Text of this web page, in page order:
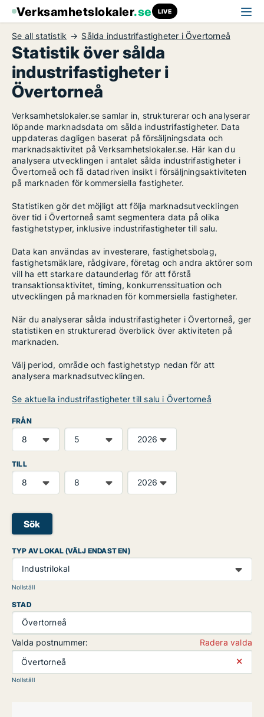
Verksamhetslokaler.se LIVE
Se all statistik Sålda industrifastigheter i Övertorneå
Statistik över sålda
industrifastigheter i
Övertorneå
Verksamhetslokaler.se samlar in, strukturerar och analyserar
löpande marknadsdata om sålda industrifastigheter. Data
uppdateras dagligen baserat på försäljningsdata och
marknadsaktivitet på Verksamhetslokaler.se. Här kan du
analysera utvecklingen i antalet sålda industrifastigheter i
Övertorneå och få datadriven insikt i försäljningsaktiviteten
på marknaden för kommersiella fastigheter.
Statistiken gör det möjligt att följa marknadsutvecklingen
över tid i Övertorneå samt segmentera data på olika
fastighetstyper, inklusive industrifastigheter till salu.
Data kan användas av investerare, fastighetsbolag,
fastighetsmäklare, rådgivare, företag och andra aktörer som
vill ha ett starkare dataunderlag för att förstå
transaktionsaktivitet, timing, konkurrenssituation och
utvecklingen på marknaden för kommersiella fastigheter.
När du analyserar sålda industrifastigheter i Övertorneå, ger
statistiken en strukturerad överblick över aktiviteten på
marknaden.
Välj period, område och fastighetstyp nedan för att
analysera marknadsutvecklingen.
Se aktuella industrifastigheter till salu i Övertorneå
FRÅN
TILL
Sök
TYP AV LOKAL (VÄLJ ENDAST EN)
Industrilokal
Nollställ
STAD
Övertorneå
Valda postnummer:
Radera valda
Övertorneå
⨯
Nollställ